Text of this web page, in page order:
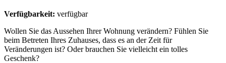
Verfügbarkeit: verfügbar
Wollen Sie das Aussehen Ihrer Wohnung verändern? Fühlen Sie
beim Betreten Ihres Zuhauses, dass es an der Zeit für
Veränderungen ist? Oder brauchen Sie vielleicht ein tolles
Geschenk?